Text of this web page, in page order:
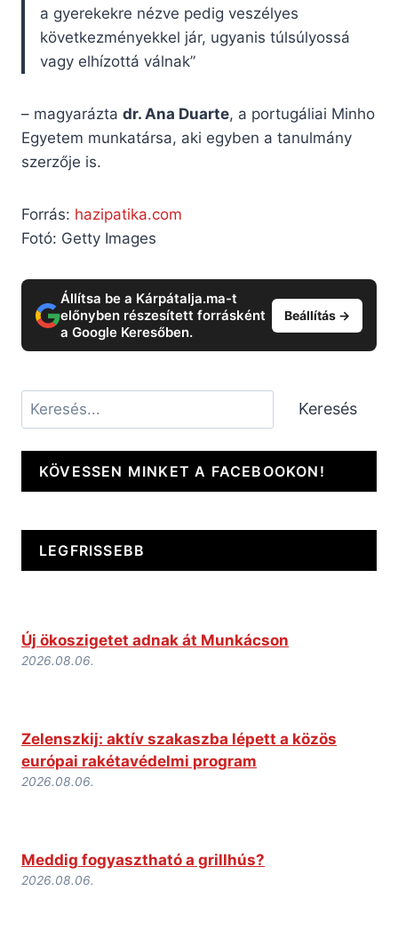
a gyerekekre nézve pedig veszélyes
következményekkel jár, ugyanis túlsúlyossá
vagy elhízottá válnak”
– magyarázta dr. Ana Duarte, a portugáliai Minho
Egyetem munkatársa, aki egyben a tanulmány
szerzője is.
Forrás: hazipatika.com
Fotó: Getty Images
Állítsa be a Kárpátalja.ma-t
előnyben részesített forrásként
a Google Keresőben.
Beállítás →
Keresés Keresés
KÖVESSEN MINKET A FACEBOOKON!
LEGFRISSEBB
Új ökoszigetet adnak át Munkácson
2026.08.06.
Zelenszkij: aktív szakaszba lépett a közös
európai rakétavédelmi program
2026.08.06.
Meddig fogyasztható a grillhús?
2026.08.06.